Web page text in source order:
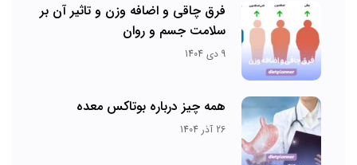
فرق چاقی و اضافه وزن و تاثیر آن بر
سلامت جسم و روان
9 دی 1404
همه چیز درباره بوتاکس معده
26 آذر 1404